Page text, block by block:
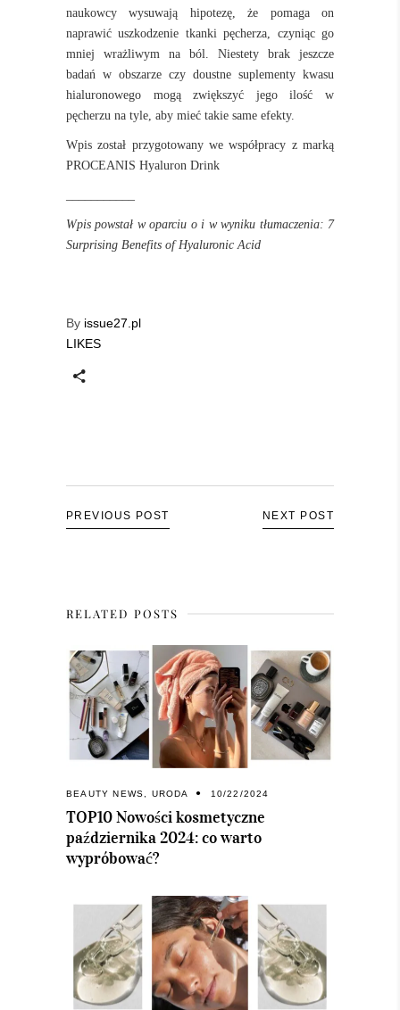
naukowcy wysuwają hipotezę, że pomaga on
naprawić uszkodzenie tkanki pęcherza, czyniąc go
mniej wrażliwym na ból. Niestety brak jeszcze
badań w obszarze czy doustne suplementy kwasu
hialuronowego mogą zwiększyć jego ilość w
pęcherzu na tyle, aby mieć takie same efekty.
Wpis został przygotowany we współpracy z marką
PROCEANIS Hyaluron Drink
Wpis powstał w oparciu o i w wyniku tłumaczenia: 7
Surprising Benefits of Hyaluronic Acid
By issue27.pl
LIKES
PREVIOUS POST NEXT POST
RELATED POSTS
BEAUTY NEWS URODA 10/22/2024
TOP10 Nowości kosmetyczne
października 2024: co warto
wypróbować?